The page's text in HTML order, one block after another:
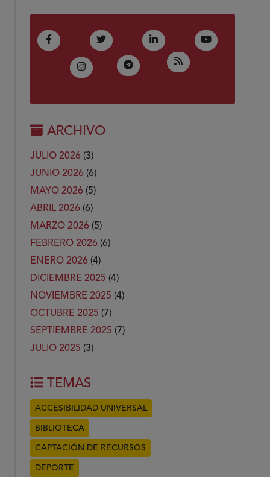
Facebook
(Abre en nueva ventana)
Twitter
(Abre en nueva ventana)
LinkedIn
(Abre en nueva ventana)
Youtube
(Abre en
Instagram
(Abre en nueva ventana)
Telegram
(Abre en nueva ventana)
RSS
(Abre en nueva
ARCHIVO
JULIO 2026 (3)
JUNIO 2026 (6)
MAYO 2026 (5)
ABRIL 2026 (6)
MARZO 2026 (5)
FEBRERO 2026 (6)
ENERO 2026 (4)
DICIEMBRE 2025 (4)
NOVIEMBRE 2025 (4)
OCTUBRE 2025 (7)
SEPTIEMBRE 2025 (7)
JULIO 2025 (3)
TEMAS
ACCESIBILIDAD UNIVERSAL
BIBLIOTECA
CAPTACIÓN DE RECURSOS
DEPORTE